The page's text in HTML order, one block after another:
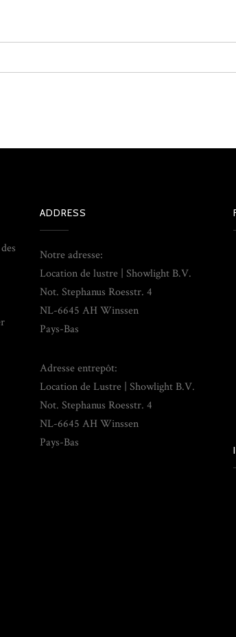
ADDRESS
Notre adresse:
Location de lustre | Showlight B.V.
Not. Stephanus Roesstr. 4
NL-6645 AH Winssen
Pays-Bas
Adresse entrepôt:
Location de Lustre | Showlight B.V.
Not. Stephanus Roesstr. 4
NL-6645 AH Winssen
Pays-Bas